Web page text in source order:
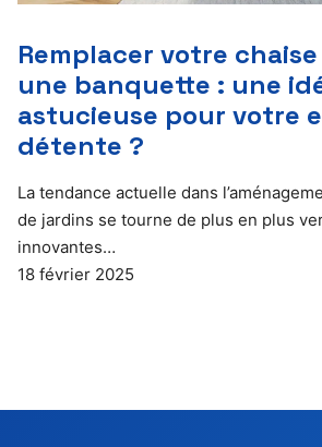
Remplacer votre
une banquette : une
astucieuse pour votre
détente ?
La tendance actuelle dans
de jardins se tourne de plus en plus
innovantes…
18 février 2025